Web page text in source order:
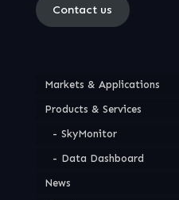
Contact us
Markets & Applications
Products & Services
SkyMonitor
Data Dashboard
News